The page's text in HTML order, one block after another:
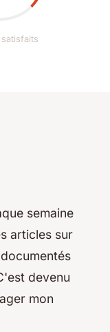
semaine
articles sur
devenu
mon